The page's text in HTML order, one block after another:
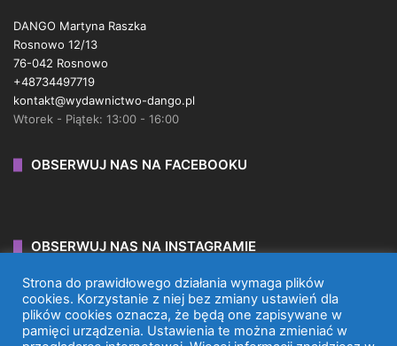
DANGO Martyna Raszka
Rosnowo 12/13
76-042 Rosnowo
+48734497719
kontakt@wydawnictwo-dango.pl
Wtorek - Piątek: 13:00 - 16:00
OBSERWUJ NAS NA FACEBOOKU
OBSERWUJ NAS NA INSTAGRAMIE
Strona do prawidłowego działania wymaga plików
cookies. Korzystanie z niej bez zmiany ustawień dla
plików cookies oznacza, że będą one zapisywane w
pamięci urządzenia. Ustawienia te można zmieniać w